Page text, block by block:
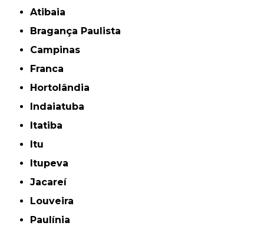
Atibaia
Bragança Paulista
Campinas
Franca
Hortolândia
Indaiatuba
Itatiba
Itu
Itupeva
Jacareí
Louveira
Paulínia